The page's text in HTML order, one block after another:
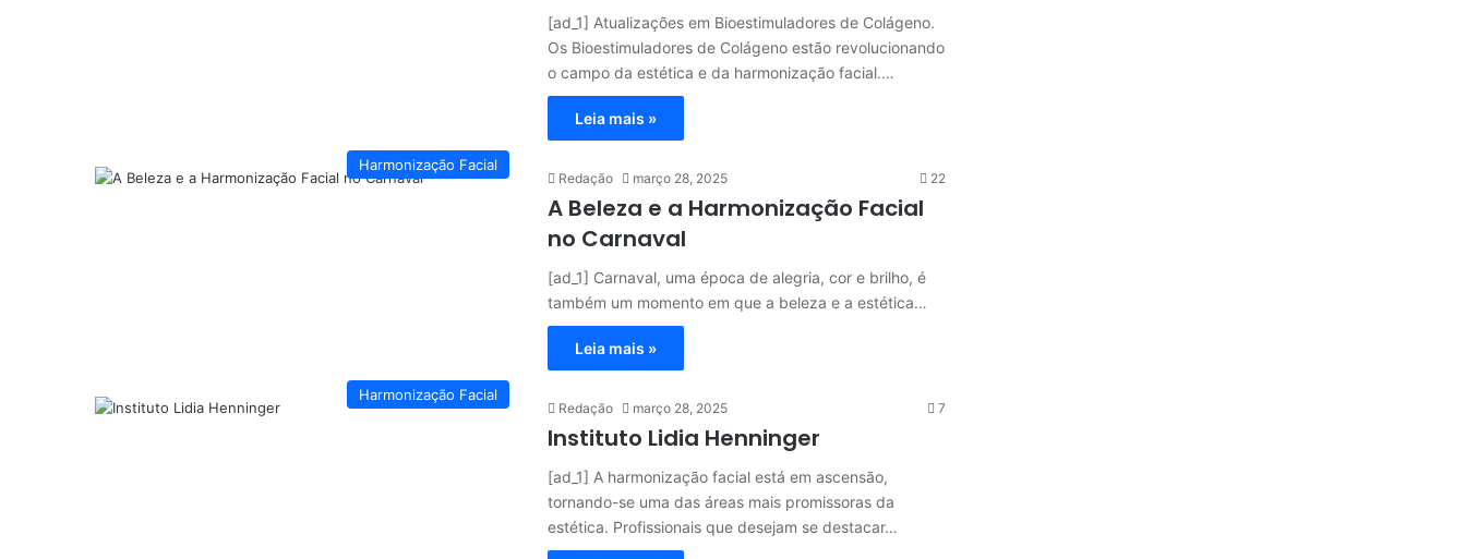
[ad_1] Atualizações em Bioestimuladores de Colágeno.
Os Bioestimuladores de Colágeno estão revolucionando
o campo da estética e da harmonização facial.…
Leia mais »
Harmonização Facial
Redação março 28, 2025 22
A Beleza e a Harmonização Facial
no Carnaval
[ad_1] Carnaval, uma época de alegria, cor e brilho, é
também um momento em que a beleza e a estética…
Leia mais »
Harmonização Facial
Redação março 28, 2025 7
Instituto Lidia Henninger
[ad_1] A harmonização facial está em ascensão,
tornando-se uma das áreas mais promissoras da
estética. Profissionais que desejam se destacar…